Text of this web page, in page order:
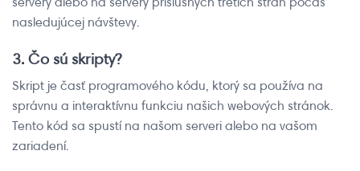
nasledujúcej návštevy.
3. Čo sú skripty?
Skript je časť programového kódu, ktorý sa používa na
správnu a interaktívnu funkciu našich webových stránok.
Tento kód sa spustí na našom serveri alebo na vašom
zariadení.